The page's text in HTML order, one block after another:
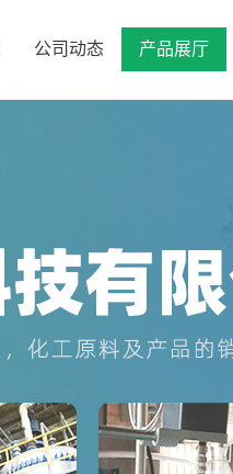
公司动态 产品展厅